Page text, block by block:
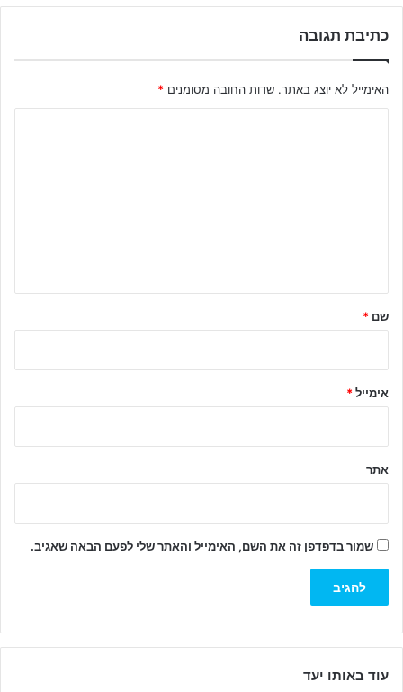
כתיבת תגובה
האימייל לא יוצג באתר. שדות החובה מסומנים *
ל
שם *
אימייל*
אתר
שמור בדפדפן זה את השם, האימייל והאתר שלי לפעם הבאה שאגיב.
עוד באותו יעד